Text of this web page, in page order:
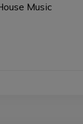
Music